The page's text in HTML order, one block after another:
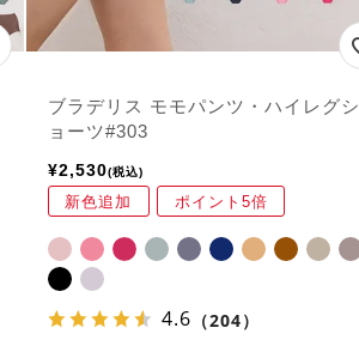
ブラデリス モモパンツ・ハイレグシ
ョーツ#303
¥2,530 税込
新色追加 ポイント5倍
4.6 （204）